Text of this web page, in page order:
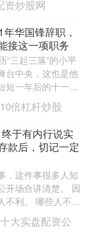
资炒股网
华国锋辞职，
接这一项职务
“三起三落”的小平
台中央，这也是他
短一年后的十一届
核心地位事实上被
10倍杠杆炒股
于有内行说实
款后，切记一定
，这件事很多人知
开场合讲清楚。 因
不利。 哪些人不
钱放在某个地方、
十大实盘配资公